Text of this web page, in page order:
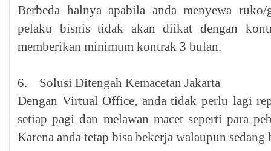
Berbeda halnya apabila anda menyewa
pelaku bisnis tidak akan diikat dengan
memberikan minimum kontrak 3 bulan.
6. Solusi Ditengah Kemacetan Jakarta
Dengan Virtual Office, anda tidak perlu lagi
setiap pagi dan melawan macet seperti para
Karena anda tetap bisa bekerja walaupun